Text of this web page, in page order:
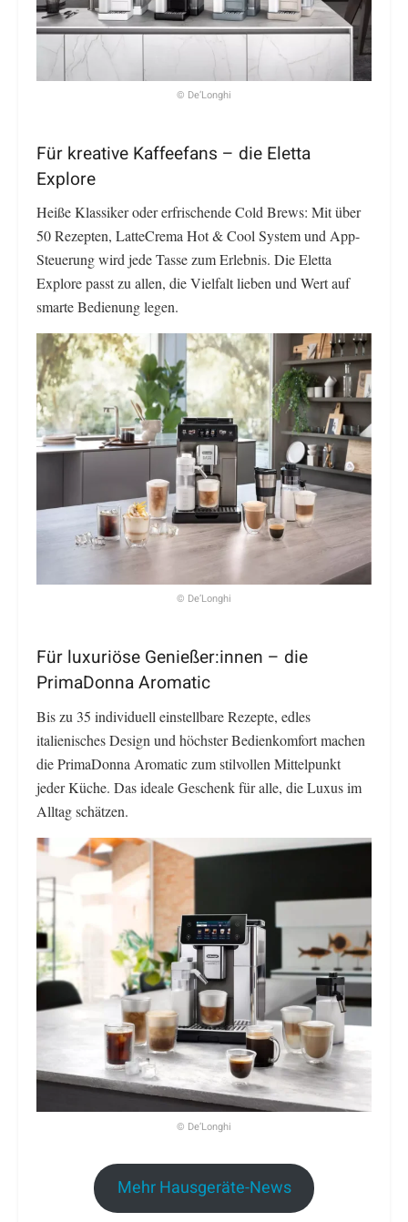
© De’Longhi
Für kreative Kaffeefans – die Eletta
Explore
Heiße Klassiker oder erfrischende Cold Brews: Mit über
50 Rezepten, LatteCrema Hot & Cool System und App-
Steuerung wird jede Tasse zum Erlebnis. Die Eletta
Explore passt zu allen, die Vielfalt lieben und Wert auf
smarte Bedienung legen.
© De’Longhi
Für luxuriöse Genießer:innen – die
PrimaDonna Aromatic
Bis zu 35 individuell einstellbare Rezepte, edles
italienisches Design und höchster Bedienkomfort machen
die PrimaDonna Aromatic zum stilvollen Mittelpunkt
jeder Küche. Das ideale Geschenk für alle, die Luxus im
Alltag schätzen.
© De’Longhi
Mehr Hausgeräte-News